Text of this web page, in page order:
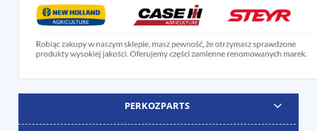
PERKOZPARTS